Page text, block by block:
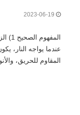
المقاوم للحريق،